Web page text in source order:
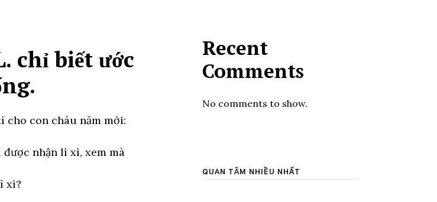
chỉ biết ước
cho con cháu năm mới:
nhận lì xì, xem mà
xì?
Recent
Comments
No comments to show.
QUAN TÂM NHIỀU NHẤT